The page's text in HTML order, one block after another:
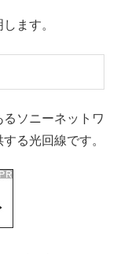
ます。
ソニーネットワ
る光回線です。